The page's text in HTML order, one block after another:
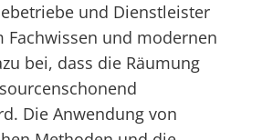
und Dienstleister
und modernen
bei, dass die Räumung
Die Anwendung von